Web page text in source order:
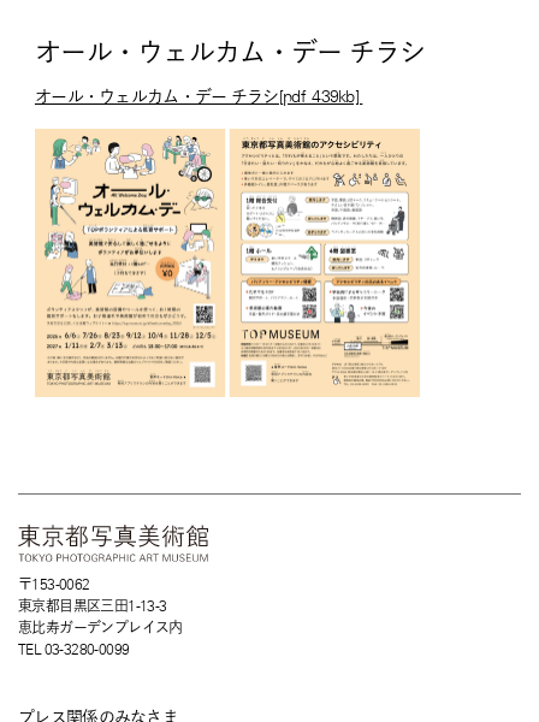
オール・ウェルカム・デー チラシ
オール・ウェルカム・デー チラシ[pdf_439kb]
ウ
ィ
ン
ド
ウ
で
開
く
〒153-0062
東京都目黒区三田1-13-3
恵比寿ガーデンプレイス内
TEL 03-3280-0099
プレス関係のみなさま